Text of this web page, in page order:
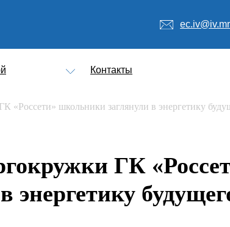
Контакты
«Россети» школьники заглянули в энергетику
ГК
энергетику